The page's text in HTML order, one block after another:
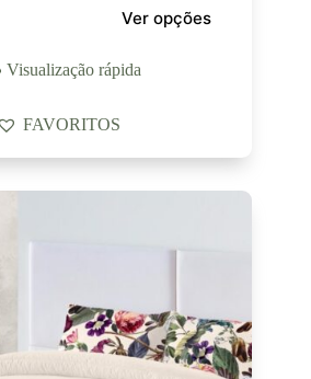
Ver opções
Visualização rápida
FAVORITOS